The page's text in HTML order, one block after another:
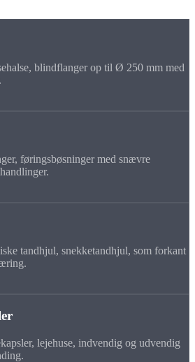
blindflanger op til Ø 250 mm med
føringsbøsninger med snævre
tandhjul, snekketandhjul, som forkant
lejehuse, indvendig og udvendig